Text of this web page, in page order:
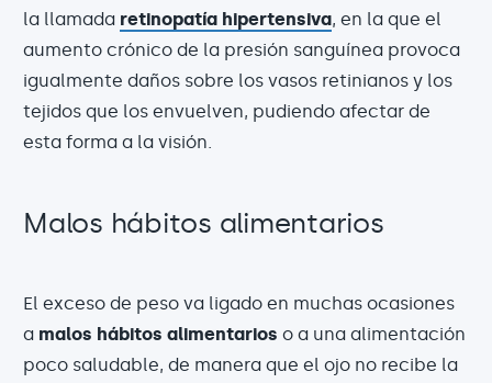
la llamada retinopatía hipertensiva, en la que el
aumento crónico de la presión sanguínea provoca
igualmente daños sobre los vasos retinianos y los
tejidos que los envuelven, pudiendo afectar de
esta forma a la visión.
Malos hábitos alimentarios
El exceso de peso va ligado en muchas ocasiones
a malos hábitos alimentarios o a una alimentación
poco saludable, de manera que el ojo no recibe la